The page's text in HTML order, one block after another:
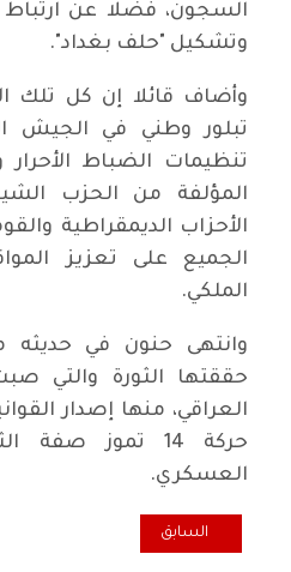
السجون، فضلا عن ارتباط
وتشكيل "حلف بغداد".
وأضاف قائلا إن كل تلك
تبلور وطني في الجيش
تنظيمات الضباط الأحرار
المؤلفة من الحزب
الأحزاب الديمقراطية
الجميع على تعزيز
الملكي.
وانتهى حنون في حديثه
حققتها الثورة والتي
العراقي، منها إصدار
حركة 14 تموز
العسكري.
المقال السابق: في كربلاء رابطة
السابق